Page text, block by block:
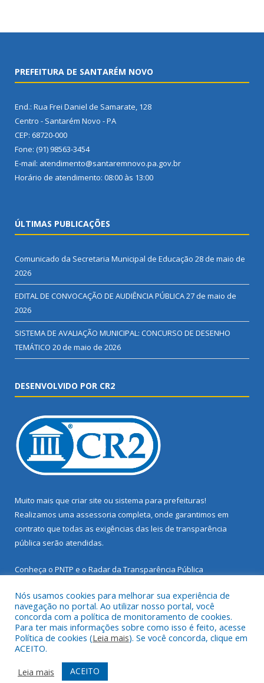
PREFEITURA DE SANTARÉM NOVO
End.: Rua Frei Daniel de Samarate, 128
Centro - Santarém Novo - PA
CEP: 68720-000
Fone: (91) 98563-3454
E-mail: atendimento@santaremnovo.pa.gov.br
Horário de atendimento: 08:00 às 13:00
ÚLTIMAS PUBLICAÇÕES
Comunicado da Secretaria Municipal de Educação 28 de maio de
2026
EDITAL DE CONVOCAÇÃO DE AUDIÊNCIA PÚBLICA27 de maio de
2026
SISTEMA DE AVALIAÇÃO MUNICIPAL: CONCURSO DE DESENHO
TEMÁTICO 20 de maio de 2026
DESENVOLVIDO POR CR2
Muito mais que criar site ou sistema para prefeituras!
Realizamos uma assessoria completa, onde garantimos em
contrato que todas as exigências das leis de transparência
pública serão atendidas.
Conheça o PNTP e o Radar da Transparência Pública
Todos os direitos reservados a Prefeitura Municipal de Santarém
Novo.
Mapa do Site
Acessar Área Administrativa
Nós usamos cookies para melhorar sua experiência de
navegação no portal. Ao utilizar nosso portal, você
concorda com a política de monitoramento de cookies.
Para ter mais informações sobre como isso é feito, acesse
Política de cookies (Leia mais). Se você concorda, clique em
ACEITO.
Leia mais
ACEITO